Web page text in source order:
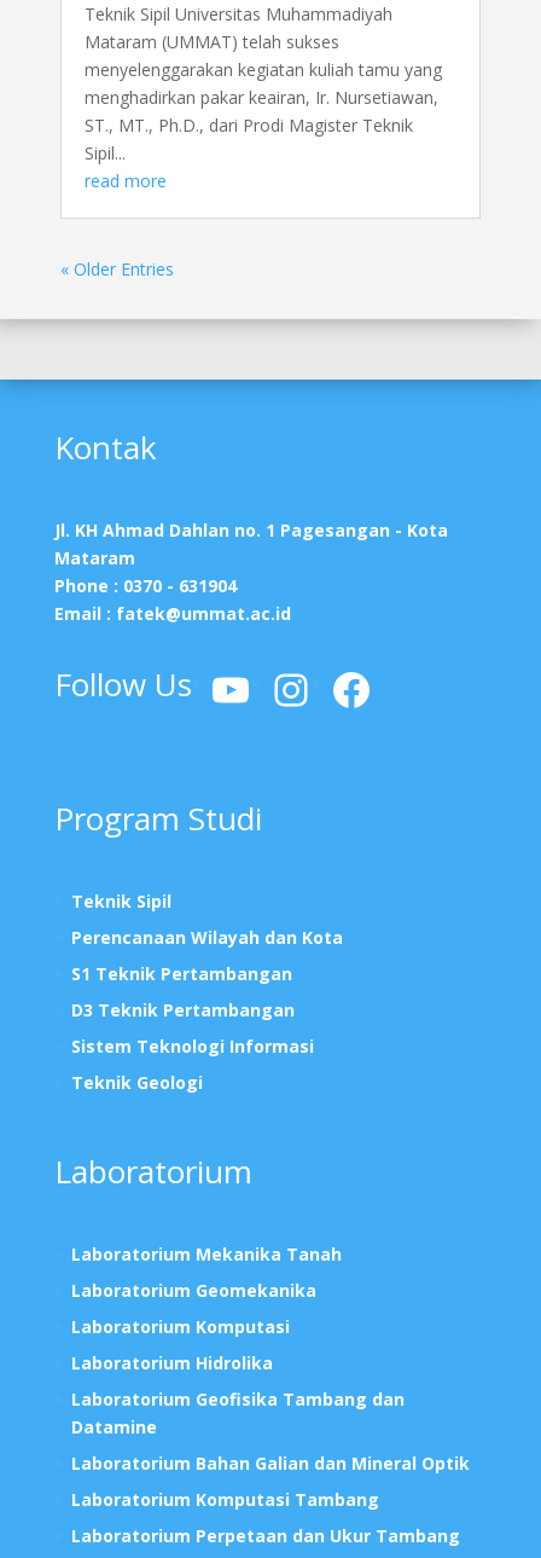
Teknik Sipil Universitas Muhammadiyah
Mataram (UMMAT) telah sukses
menyelenggarakan kegiatan kuliah tamu yang
menghadirkan pakar keairan, Ir. Nursetiawan,
ST., MT., Ph.D., dari Prodi Magister Teknik
Sipil...
read more
« Older Entries
Kontak
Jl. KH Ahmad Dahlan no. 1 Pagesangan - Kota
Mataram
Phone : 0370 - 631904
Email : fatek@ummat.ac.id
Follow Us YouTube
Instagram
Facebook
Program Studi
Teknik Sipil
Perencanaan Wilayah dan Kota
S1 Teknik Pertambangan
D3 Teknik Pertambangan
Sistem Teknologi Informasi
Teknik Geologi
Laboratorium
Laboratorium Mekanika Tanah
Laboratorium Geomekanika
Laboratorium Komputasi
Laboratorium Hidrolika
Laboratorium Geofisika Tambang dan
Datamine
Laboratorium Bahan Galian dan Mineral Optik
Laboratorium Komputasi Tambang
Laboratorium Perpetaan dan Ukur Tambang